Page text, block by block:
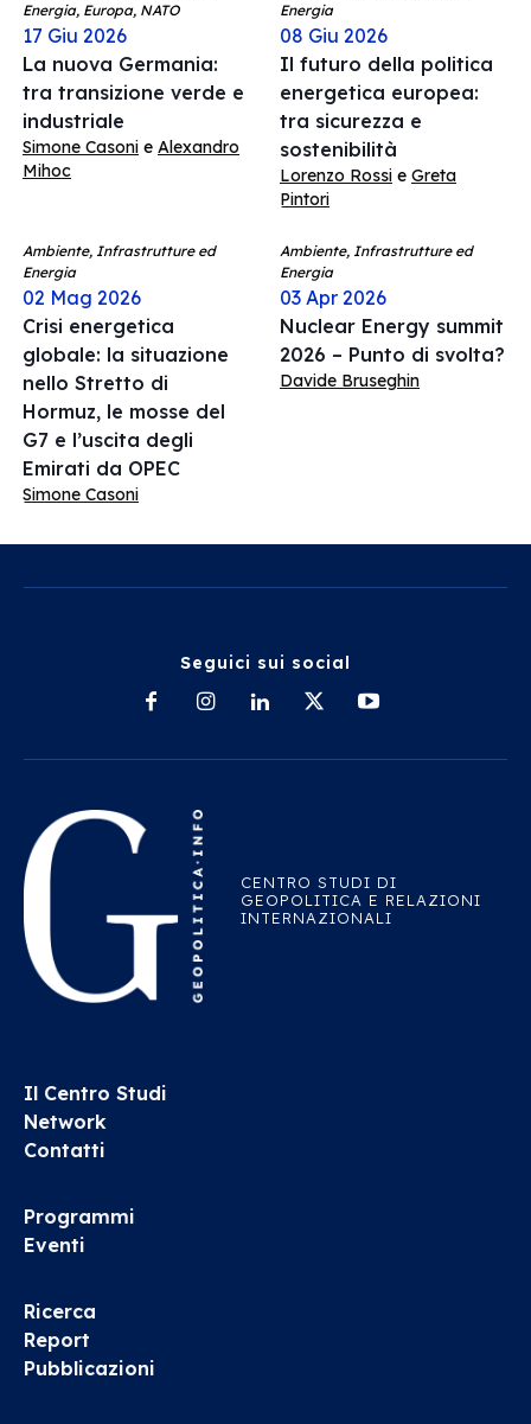
Energia, Europa, NATO
17 Giu 2026
La nuova Germania:
tra transizione verde e
industriale
Simone Casoni e Alexandro
Mihoc
Energia
08 Giu 2026
Il futuro della politica
energetica europea:
tra sicurezza e
sostenibilità
Lorenzo Rossi e Greta
Pintori
Ambiente, Infrastrutture ed
Energia
02 Mag 2026
Crisi energetica
globale: la situazione
nello Stretto di
Hormuz, le mosse del
G7 e l’uscita degli
Emirati da OPEC
Simone Casoni
Ambiente, Infrastrutture ed
Energia
03 Apr 2026
Nuclear Energy summit
2026 – Punto di svolta?
Davide Bruseghin
Seguici sui social
CENTRO STUDI DI
GEOPOLITICA E RELAZIONI
INTERNAZIONALI
Il Centro Studi
Network
Contatti
Programmi
Eventi
Ricerca
Report
Pubblicazioni